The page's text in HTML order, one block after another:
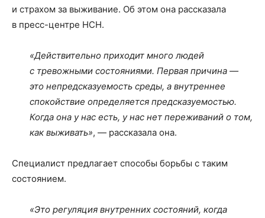
и страхом за выживание. Об этом она рассказала
в пресс-центре НСН.
«Действительно приходит много людей
с тревожными состояниями. Первая причина —
это непредсказуемость среды, а внутреннее
спокойствие определяется предсказуемостью.
Когда она у нас есть, у нас нет переживаний о том,
как выживать», — рассказала она.
Специалист предлагает способы борьбы с таким
состоянием.
«Это регуляция внутренних состояний, когда